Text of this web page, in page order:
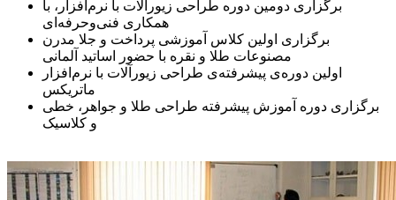
برگزاری دومین دوره طراحی زیورآلات با نرم‌افزار، با
همکاری فنی‌وحرفه‌ای
برگزاری اولین کلاس آموزشی پرداخت و جلا مدرن
مصنوعات طلا و نقره با حضور اساتید آلمانی
اولین دوره‌ی پیشرفته‌ی طراحی زیورآلات با نرم‌افزار
ماتریکس
برگزاری دوره آموزش پیشرفته طراحی طلا و جواهر، خطی
و کلاسیک